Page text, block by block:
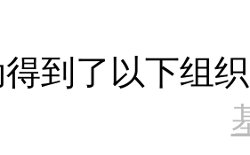
到了以下组